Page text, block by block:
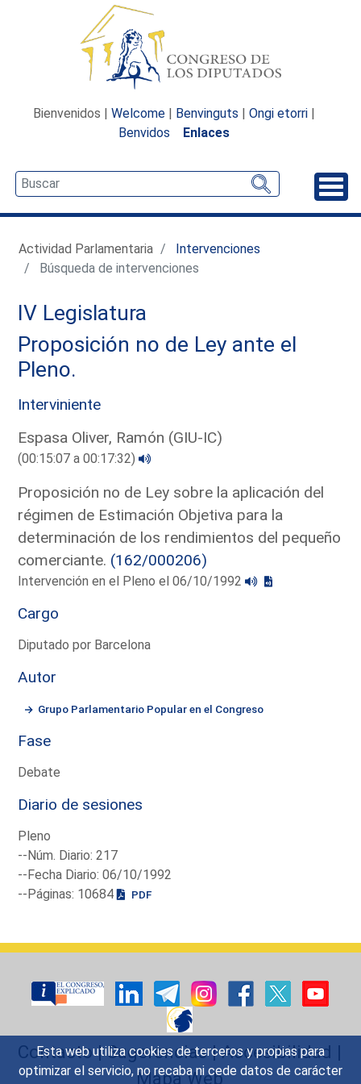
Esta web utiliza cookies de terceros y propias para
optimizar el servicio, no recaba ni cede datos de carácter
Bienvenidos | Welcome | Benvinguts | Ongi etorri |
Benvidos
Enlaces
Actividad Parlamentaria
Intervenciones
Búsqueda de intervenciones
IV Legislatura
Proposición no de Ley ante el
Pleno.
Interviniente
Espasa Oliver, Ramón (GIU-IC)
(00:15:07 a 00:17:32)
Proposición no de Ley sobre la aplicación del
régimen de Estimación Objetiva para la
determinación de los rendimientos del pequeño
comerciante. (162/000206)
Intervención en el Pleno el 06/10/1992
Cargo
Diputado por Barcelona
Autor
Grupo Parlamentario Popular en el Congreso
Fase
Debate
Diario de sesiones
Pleno
--Núm. Diario: 217
--Fecha Diario: 06/10/1992
--Páginas: 10684
PDF
Contacto|Sugerencias|Accesibilidad |
Mapa Web